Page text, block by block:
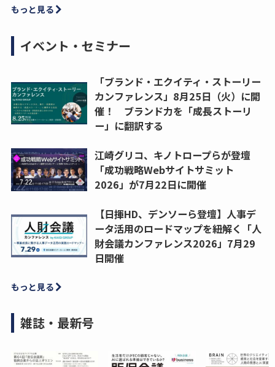
もっと見る
イベント・セミナー
「ブランド・エクイティ・ストーリー
カンファレンス」8月25日（火）に開
催！ ブランド力を「成長ストーリ
ー」に翻訳する
江崎グリコ、キノトロープらが登壇
「成功戦略Webサイトサミット
2026」が7月22日に開催
【日揮HD、デンソーら登壇】人事デ
ータ活用のロードマップを紐解く「人
財会議カンファレンス2026」7月29
日開催
もっと見る
雑誌・最新号